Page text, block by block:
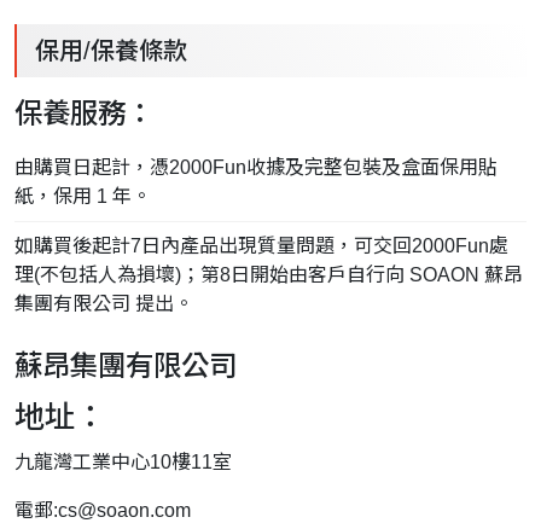
保用/保養條款
保養服務：
由購買日起計，憑2000Fun收據及完整包裝及盒面保用貼
紙，保用 1 年。
如購買後起計7日內產品出現質量問題，可交回2000Fun處
理(不包括人為損壞)；第8日開始由客戶自行向 SOAON 蘇昂
集團有限公司 提出。
蘇昂集團有限公司
地址：
九龍灣工業中心10樓11室
電郵:cs@soaon.com